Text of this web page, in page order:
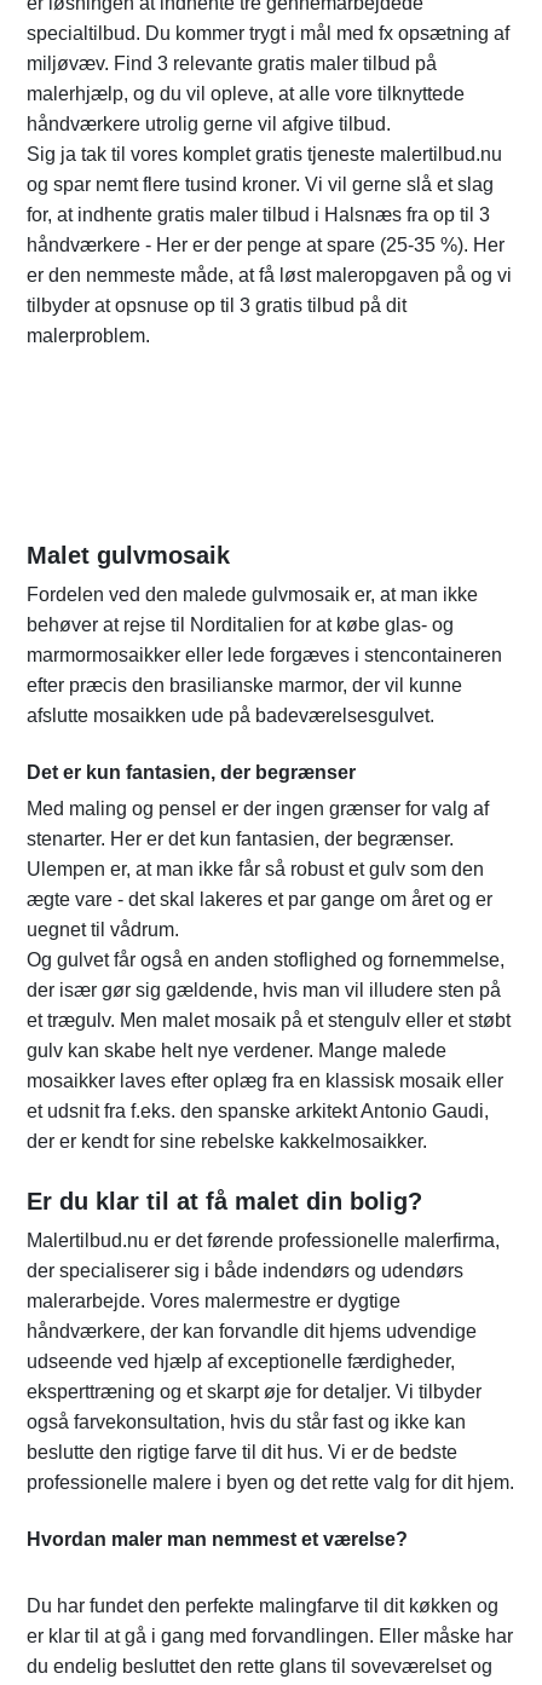
specialtilbud. Du kommer trygt i mål med fx opsætning af
miljøvæv. Find 3 relevante gratis maler tilbud på
malerhjælp, og du vil opleve, at alle vore tilknyttede
håndværkere utrolig gerne vil afgive tilbud.
Sig ja tak til vores komplet gratis tjeneste malertilbud.nu
og spar nemt flere tusind kroner. Vi vil gerne slå et slag
for, at indhente gratis maler tilbud i Halsnæs fra op til 3
håndværkere - Her er der penge at spare (25-35 %). Her
er den nemmeste måde, at få løst maleropgaven på og vi
tilbyder at opsnuse op til 3 gratis tilbud på dit
malerproblem.
Malet gulvmosaik
Fordelen ved den malede gulvmosaik er, at man ikke
behøver at rejse til Norditalien for at købe glas- og
marmormosaikker eller lede forgæves i stencontaineren
efter præcis den brasilianske marmor, der vil kunne
afslutte mosaikken ude på badeværelsesgulvet.
Det er kun fantasien, der begrænser
Med maling og pensel er der ingen grænser for valg af
stenarter. Her er det kun fantasien, der begrænser.
Ulempen er, at man ikke får så robust et gulv som den
ægte vare - det skal lakeres et par gange om året og er
uegnet til vådrum.
Og gulvet får også en anden stoflighed og fornemmelse,
der især gør sig gældende, hvis man vil illudere sten på
et trægulv. Men malet mosaik på et stengulv eller et støbt
gulv kan skabe helt nye verdener. Mange malede
mosaikker laves efter oplæg fra en klassisk mosaik eller
et udsnit fra f.eks. den spanske arkitekt Antonio Gaudi,
der er kendt for sine rebelske kakkelmosaikker.
Er du klar til at få malet din bolig?
Malertilbud.nu er det førende professionelle malerfirma,
der specialiserer sig i både indendørs og udendørs
malerarbejde. Vores malermestre er dygtige
håndværkere, der kan forvandle dit hjems udvendige
udseende ved hjælp af exceptionelle færdigheder,
eksperttræning og et skarpt øje for detaljer. Vi tilbyder
også farvekonsultation, hvis du står fast og ikke kan
beslutte den rigtige farve til dit hus. Vi er de bedste
professionelle malere i byen og det rette valg for dit hjem.
Hvordan maler man nemmest et værelse?
Du har fundet den perfekte malingfarve til dit køkken og
er klar til at gå i gang med forvandlingen. Eller måske har
du endelig besluttet den rette glans til soveværelset og